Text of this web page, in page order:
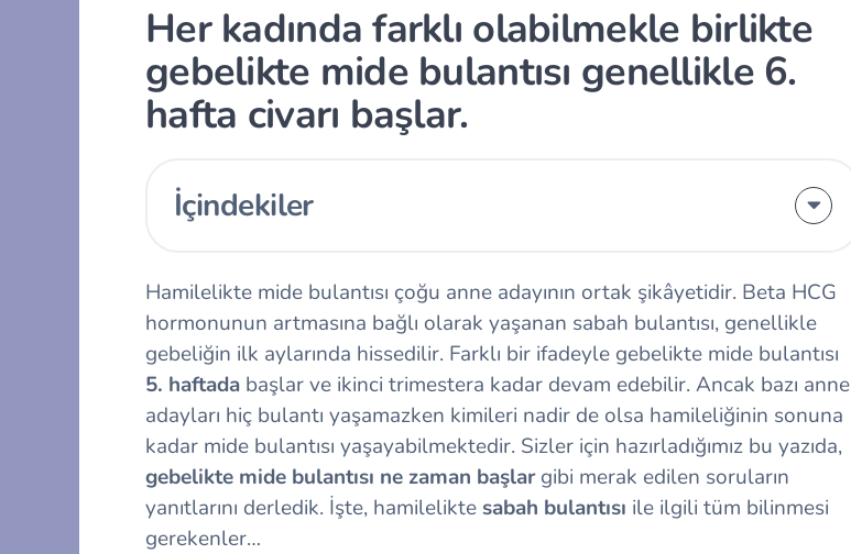
Her kadında farklı olabilmekle birlikte
gebelikte mide bulantısı genellikle 6.
hafta civarı başlar.
İçindekiler
Hamilelikte mide bulantısı çoğu anne adayının ortak şikâyetidir. Beta HCG
hormonunun artmasına bağlı olarak yaşanan sabah bulantısı, genellikle
gebeliğin ilk aylarında hissedilir. Farklı bir ifadeyle gebelikte mide bulantısı
5. haftada başlar ve ikinci trimestera kadar devam edebilir. Ancak bazı anne
adayları hiç bulantı yaşamazken kimileri nadir de olsa hamileliğinin sonuna
kadar mide bulantısı yaşayabilmektedir. Sizler için hazırladığımız bu yazıda,
gebelikte mide bulantısı ne zaman başlargibi merak edilen soruların
yanıtlarını derledik. İşte, hamileliktesabah bulantısı ile ilgili tüm bilinmesi
gerekenler…